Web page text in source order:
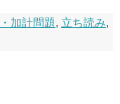
加計問題, 立ち読み,